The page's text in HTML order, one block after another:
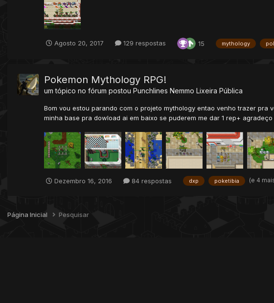
Agosto 20, 2017 129 respostas 15 mythology
Pokemon Mythology RPG!
um tópico no fórum postou Punchlines Nemmo Lixeira Pública
Bom vou estou parando com o projeto mythology entao venho trazer
minha base pra dowload ai em baixo se puderem me dar 1 rep+
Dezembro 16, 2016 84 respostas dxp poketibia (e 4
Página Inicial Pesquisar